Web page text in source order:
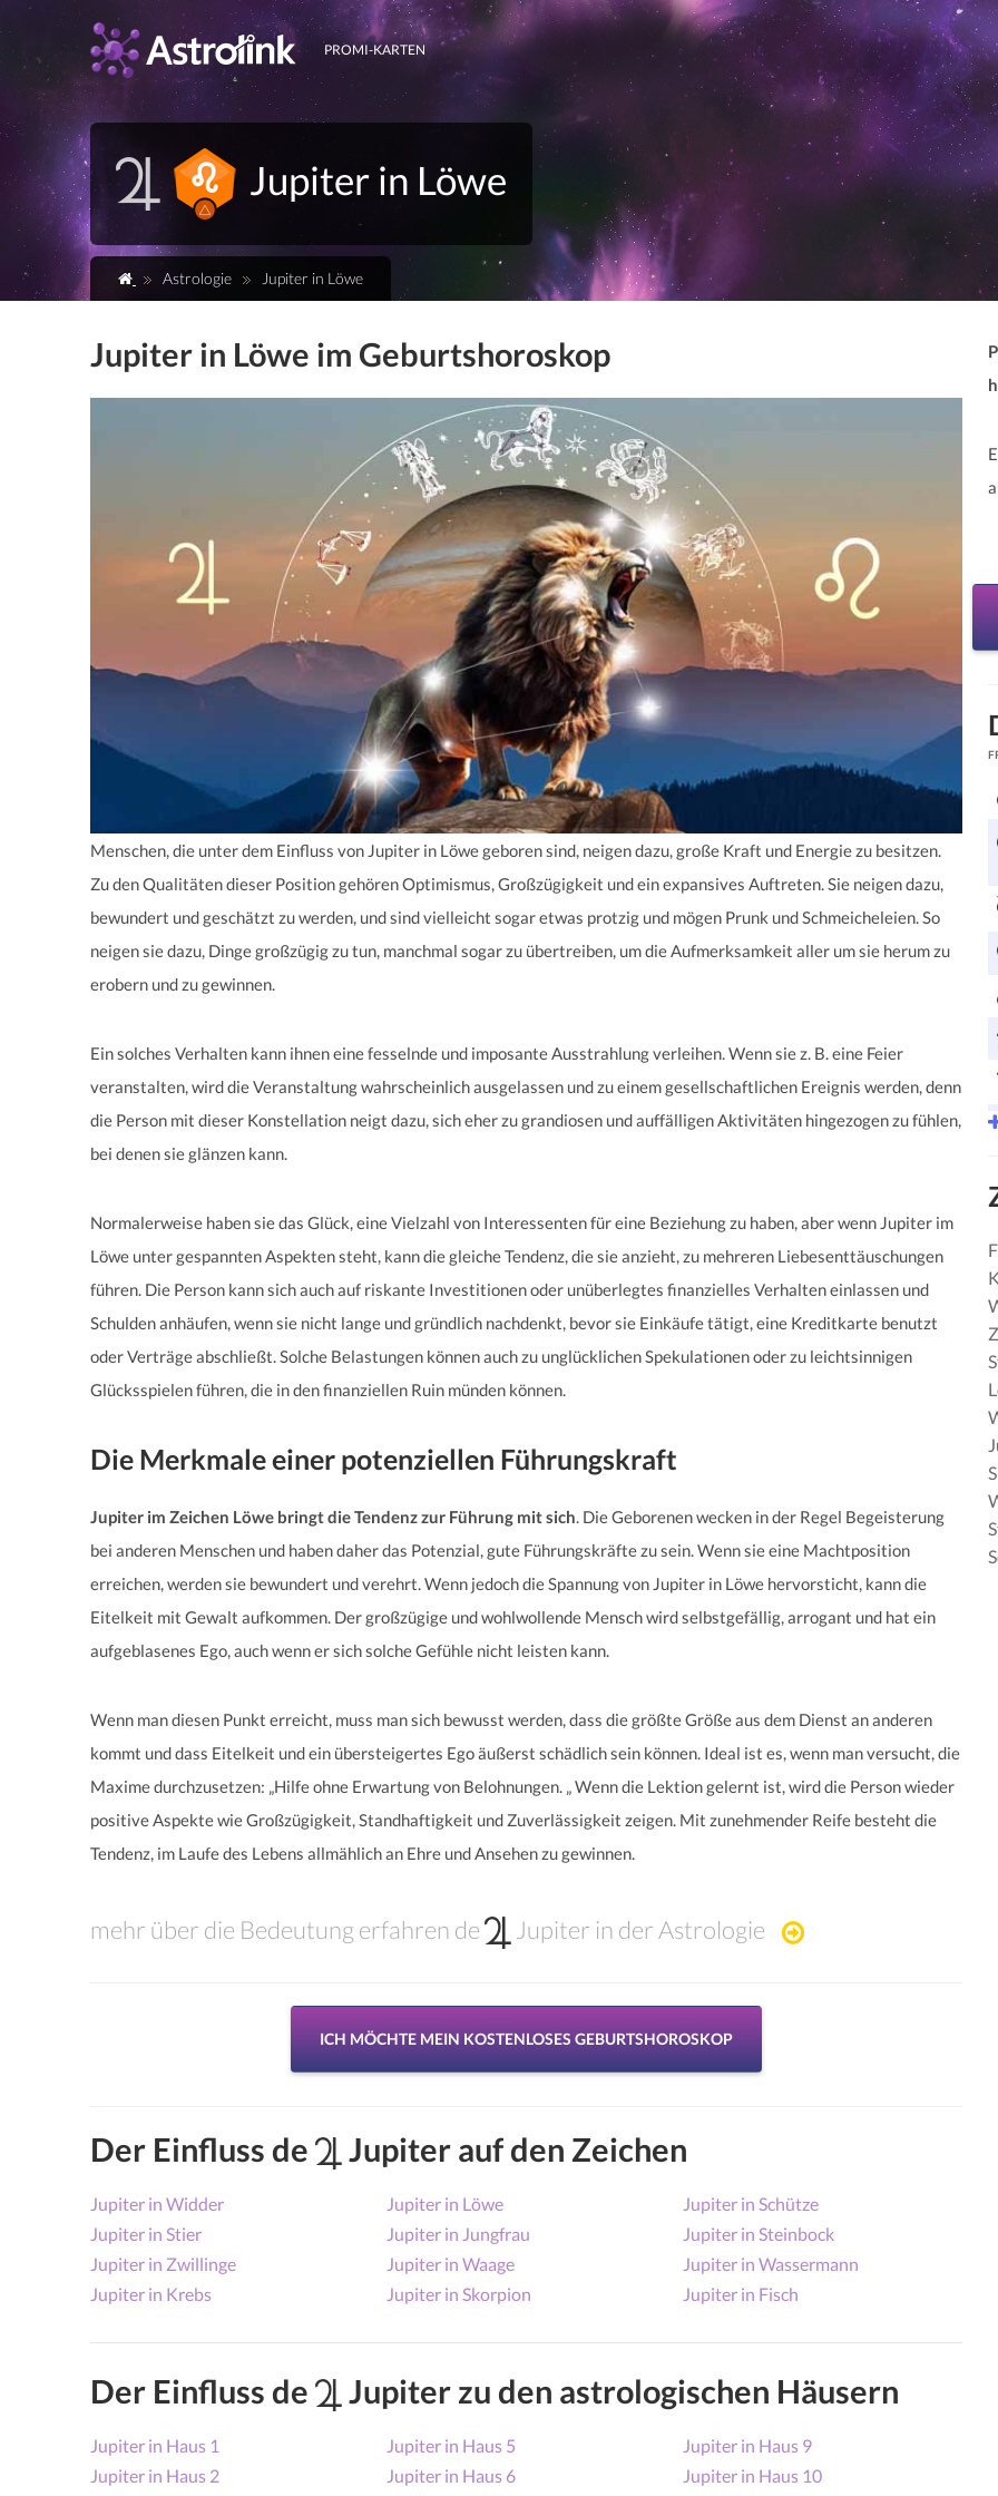
PROMI-KARTEN
Jupiter in Löwe
Astrologie Jupiter in Löwe
Jupiter in Löwe im Geburtshoroskop
Menschen, die unter dem Einfluss von Jupiter in Löwe geboren sind, neigen dazu, große Kraft und Energie zu besitzen.
Zu den Qualitäten dieser Position gehören Optimismus, Großzügigkeit und ein expansives Auftreten. Sie neigen dazu,
bewundert und geschätzt zu werden, und sind vielleicht sogar etwas protzig und mögen Prunk und Schmeicheleien. So
neigen sie dazu, Dinge großzügig zu tun, manchmal sogar zu übertreiben, um die Aufmerksamkeit aller um sie herum zu
erobern und zu gewinnen.
Ein solches Verhalten kann ihnen eine fesselnde und imposante Ausstrahlung verleihen. Wenn sie z. B. eine Feier
veranstalten, wird die Veranstaltung wahrscheinlich ausgelassen und zu einem gesellschaftlichen Ereignis werden, denn
die Person mit dieser Konstellation neigt dazu, sich eher zu grandiosen und auffälligen Aktivitäten hingezogen zu fühlen,
bei denen sie glänzen kann.
Normalerweise haben sie das Glück, eine Vielzahl von Interessenten für eine Beziehung zu haben, aber wenn Jupiter im
Löwe unter gespannten Aspekten steht, kann die gleiche Tendenz, die sie anzieht, zu mehreren Liebesenttäuschungen
führen. Die Person kann sich auch auf riskante Investitionen oder unüberlegtes finanzielles Verhalten einlassen und
Schulden anhäufen, wenn sie nicht lange und gründlich nachdenkt, bevor sie Einkäufe tätigt, eine Kreditkarte benutzt
oder Verträge abschließt. Solche Belastungen können auch zu unglücklichen Spekulationen oder zu leichtsinnigen
Glücksspielen führen, die in den finanziellen Ruin münden können.
Die Merkmale einer potenziellen Führungskraft
Jupiter im Zeichen Löwe bringt die Tendenz zur Führung mit sich. Die Geborenen wecken in der Regel Begeisterung
bei anderen Menschen und haben daher das Potenzial, gute Führungskräfte zu sein. Wenn sie eine Machtposition
erreichen, werden sie bewundert und verehrt. Wenn jedoch die Spannung von Jupiter in Löwe hervorsticht, kann die
Eitelkeit mit Gewalt aufkommen. Der großzügige und wohlwollende Mensch wird selbstgefällig, arrogant und hat ein
aufgeblasenes Ego, auch wenn er sich solche Gefühle nicht leisten kann.
Wenn man diesen Punkt erreicht, muss man sich bewusst werden, dass die größte Größe aus dem Dienst an anderen
kommt und dass Eitelkeit und ein übersteigertes Ego äußerst schädlich sein können. Ideal ist es, wenn man versucht, die
Maxime durchzusetzen: „Hilfe ohne Erwartung von Belohnungen. „ Wenn die Lektion gelernt ist, wird die Person wieder
positive Aspekte wie Großzügigkeit, Standhaftigkeit und Zuverlässigkeit zeigen. Mit zunehmender Reife besteht die
Tendenz, im Laufe des Lebens allmählich an Ehre und Ansehen zu gewinnen.
mehr über die Bedeutung erfahren de Jupiter in der Astrologie
ICH MÖCHTE MEIN KOSTENLOSES GEBURTSHOROSKOP
Der Einfluss de Jupiter auf den Zeichen
Jupiter in Widder
Jupiter in Stier
Jupiter in Zwillinge
Jupiter in Krebs
Jupiter in Löwe
Jupiter in Jungfrau
Jupiter in Waage
Jupiter in Skorpion
Jupiter in Schütze
Jupiter in Steinbock
Jupiter in Wassermann
Jupiter in Fisch
Der Einfluss de Jupiter zu den astrologischen Häusern
Jupiter in Haus 1
Jupiter in Haus 2
Jupiter in Haus 5
Jupiter in Haus 6
Jupiter in Haus 9
Jupiter in Haus 10